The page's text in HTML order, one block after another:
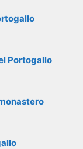
Portogallo